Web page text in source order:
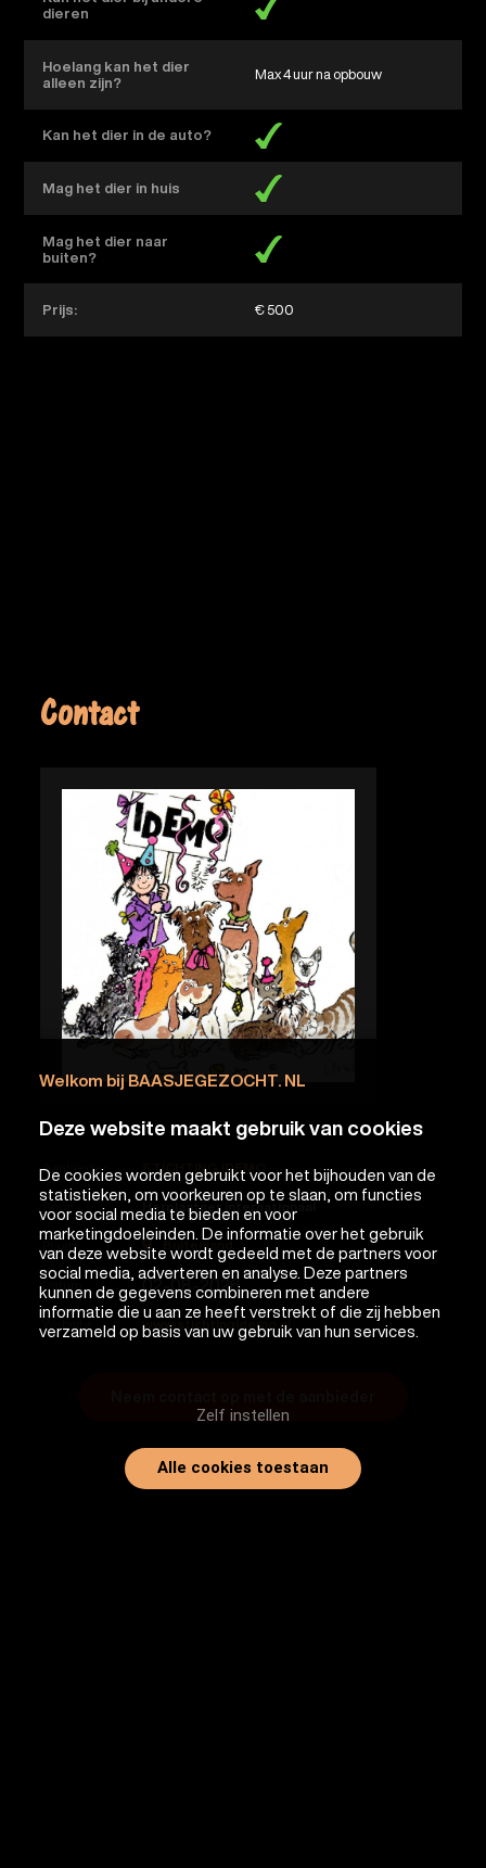
Welkom bij BAASJEGEZOCHT. NL
Deze website maakt gebruik van cookies
De cookies worden gebruikt voor het bijhouden van de
statistieken, om voorkeuren op te slaan, om functies
voor social media te bieden en voor
marketingdoeleinden. De informatie over het gebruik
van deze website wordt gedeeld met de partners voor
social media, adverteren en analyse. Deze partners
kunnen de gegevens combineren met andere
informatie die u aan ze heeft verstrekt of die zij hebben
verzameld op basis van uw gebruik van hun services.
Zelf instellen
Alle cookies toestaan
dieren
Hoelang kan het dier
alleen zijn?
Max 4 uur na opbouw
Kan het dier in de auto?
Mag het dier in huis
Mag het dier naar
buiten?
Prijs: € 500
Contact
Aanbieder STICHTING IDEMO
Herplaatser internationaal
Plaats Buitenland
02-08-2026
www.stichtingidemo.nl